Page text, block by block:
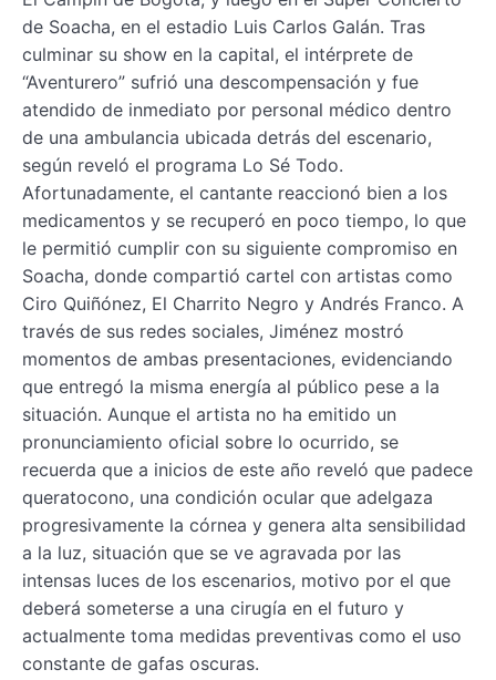
de Soacha, en el estadio Luis Carlos Galán. Tras
culminar su show en la capital, el intérprete de
“Aventurero” sufrió una descompensación y fue
atendido de inmediato por personal médico dentro
de una ambulancia ubicada detrás del escenario,
según reveló el programa Lo Sé Todo.
Afortunadamente, el cantante reaccionó bien a los
medicamentos y se recuperó en poco tiempo, lo que
le permitió cumplir con su siguiente compromiso en
Soacha, donde compartió cartel con artistas como
Ciro Quiñónez, El Charrito Negro y Andrés Franco. A
través de sus redes sociales, Jiménez mostró
momentos de ambas presentaciones, evidenciando
que entregó la misma energía al público pese a la
situación. Aunque el artista no ha emitido un
pronunciamiento oficial sobre lo ocurrido, se
recuerda que a inicios de este año reveló que padece
queratocono, una condición ocular que adelgaza
progresivamente la córnea y genera alta sensibilidad
a la luz, situación que se ve agravada por las
intensas luces de los escenarios, motivo por el que
deberá someterse a una cirugía en el futuro y
actualmente toma medidas preventivas como el uso
constante de gafas oscuras.